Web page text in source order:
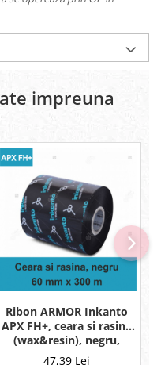
impreuna
Ribon ARMOR Inkanto
APX FH+, ceara si rasina
(wax&resin), negru,
60mmx300M, OUT
47,39 Lei